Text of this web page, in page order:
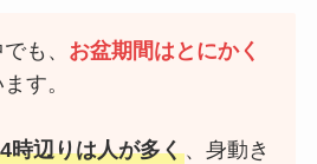
も、 お盆期間はとにかく
す。
時辺りは人が多く、身動き